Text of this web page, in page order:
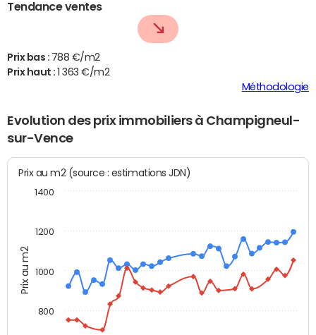
Tendance ventes
Prix bas : 788 €/m2
Prix haut :
1 363 €/m2
Méthodologie
Evolution des prix immobiliers à Champigneul-
sur-Vence
Prix au m2
Prix au m2 (source : estimations JDN)
800
1000
1200
1400